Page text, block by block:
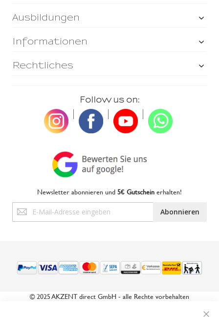
Ausbildungen
Informationen
Rechtliches
Follow us on:
Newsletter abonnieren und5€ Gutscheinerhalten!
Anmeldung
zum
Abonnieren
© 2025 AKZENT direct GmbH - alle Rechte vorbehalten